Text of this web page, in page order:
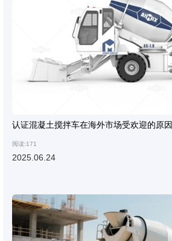
认证混凝土搅拌车在海外市场受欢迎的原因
阅读:171
2025.06.24